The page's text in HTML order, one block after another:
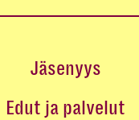
Jäsenyys
Edut ja palvelut